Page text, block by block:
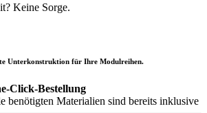
Keine Sorge.
Unterkonstruktion für Ihre Modulreihen.
Click-Bestellung
benötigten Materialien sind bereits inklusive